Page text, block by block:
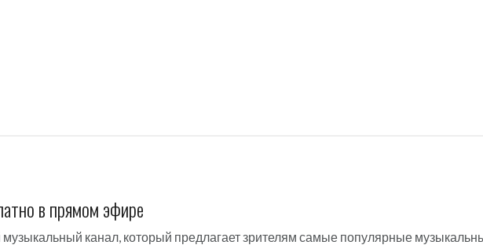
в прямом эфире
канал, который предлагает зрителям самые популярные